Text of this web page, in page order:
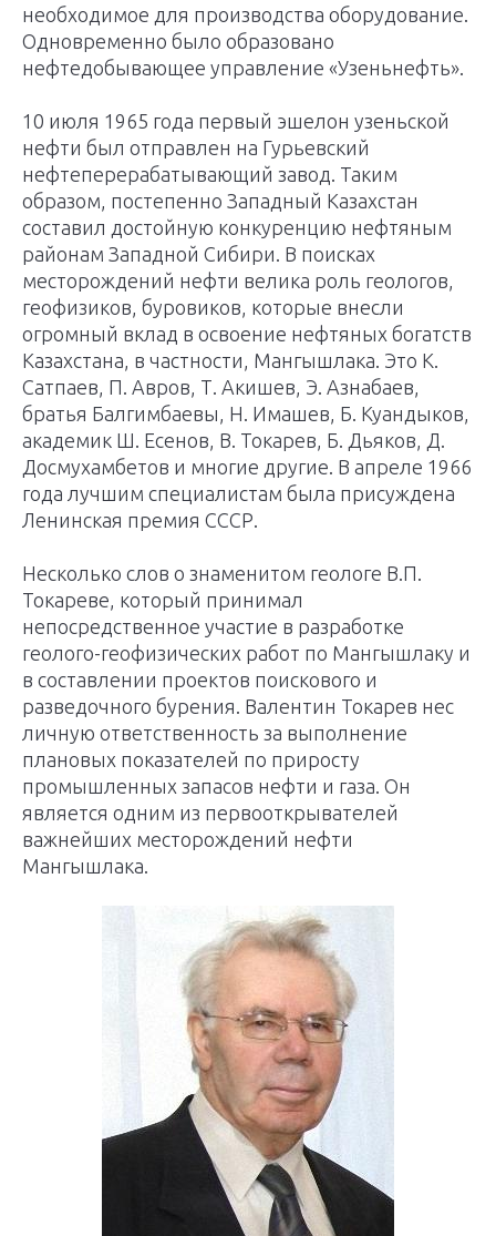
необходимое для производства оборудование.
Одновременно было образовано
нефтедобывающее управ­ление «Узеньнефть».
10 июля 1965 года первый эшелон узеньской
нефти был отправлен на Гурьевский
нефтеперерабатывающий завод. Таким
образом, постепенно Западный Казахстан
составил достойную конкуренцию нефтяным
районам Западной Сибири. В поисках
месторождений нефти велика роль геологов,
геофизиков, буровиков, которые внесли
огромный вклад в освоение нефтяных богатств
Казахстана, в частности, Мангышлака. Это К.
Сатпаев, П. Авров, Т. Акишев, Э. Азнабаев,
братья Балгимбаевы, Н. Имашев, Б. Куандыков,
академик Ш. Есенов, В. Токарев, Б. Дьяков, Д.
Дос­мухамбетов и многие другие. В апреле 1966
года лучшим специалистам была присуждена
Ленинская премия СССР.
Несколько слов о знаменитом геологе В.П.
Токареве, который принимал
непосредственное участие в разработке
геолого-геофизических работ по Мангышлаку и
в составлении проектов поискового и
разведочного бурения. Валентин Токарев нес
личную ответственность за выполнение
плановых показателей по приросту
промышленных запасов нефти и газа. Он
является одним из первооткрывателей
важнейших месторождений нефти
Мангышлака.